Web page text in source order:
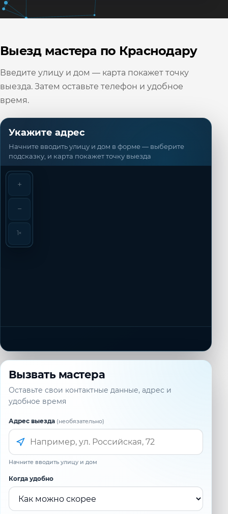
Выезд мастера по Краснодару
Введите улицу и дом — карта покажет точку
выезда. Затем оставьте телефон и удобное
время.
Укажите адрес
Начните вводить улицу и дом в форме — выберите
подсказку, и карта покажет точку выезда
+
−
1×
Вызвать мастера
Оставьте свои контактные данные, адрес и
удобное время
Адрес выезда (необязательно)
Начните вводить улицу и дом
Когда удобно